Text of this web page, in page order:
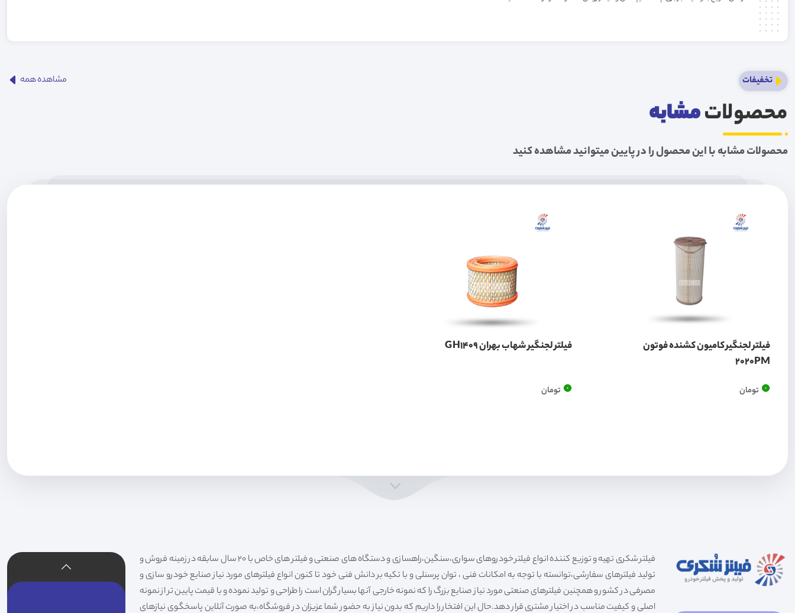
تخفیفات
محصولاتمشابه
محصولات مشابه با این محصول را در پایین میتوانید مشاهده کنید
مشاهده همه
فیلتر لجنگیر کامیون کشنده فوتون
2020PM
0 تومان
فیلتر لجنگیر شهاب بهران GH1409
0 تومان
فیلتر شکری تهیه و توزیع کننده انواع فیلتر خودروهای سواری،سنگین،راهسازی و دستگاه های صنعتی و فیلتر های خاص با 20 سال سابقه در زمینه فروش و
تولید فیلترهای سفارشی،توانسته با توجه به امکانات فنی ، توان پرسنلی و با تکیه بر دانش فنی خود تا کنون انواع فیلترهای مورد نیاز صنایع خودرو سازی و
مصرفی در کشور و همچنین فیلترهای صنعتی مورد نیاز صنایع بزرگ را که نمونه خارجی آنها بسیار گران است را طراحی و تولید نموده و با قیمت پایین تر از نمونه
اصلی و کیفیت مناسب در اختیار مشتری قرار دهد.حال این افتخار را داریم که بدون نیاز به حضور شما عزیزان در فروشگاه،به صورت آنلاین پاسخگوی نیازهای